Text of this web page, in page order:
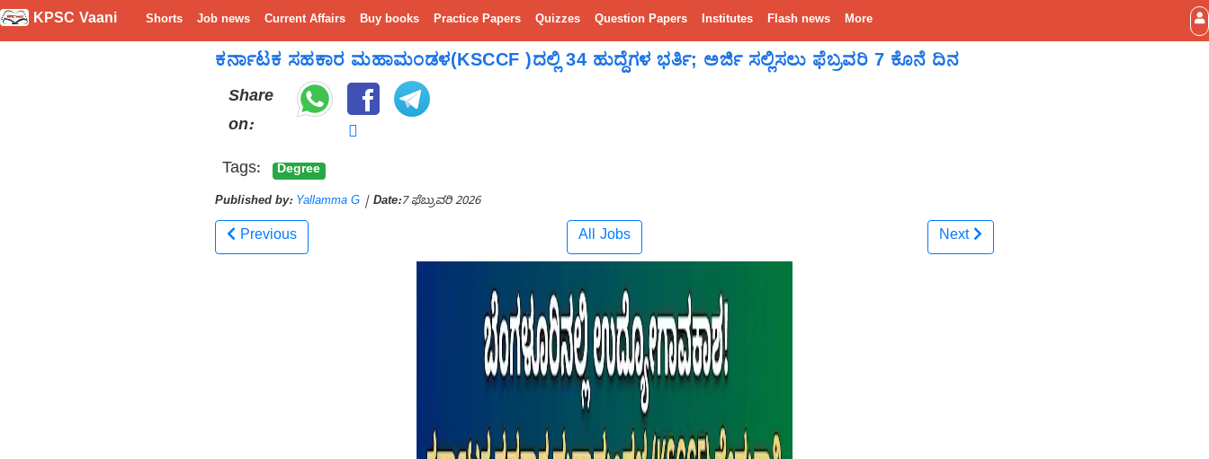
KPSC Vaani Shorts Job news Current Affairs Buy books Practice Papers Quizzes Question Papers Institutes Flash news More
ಕರ್ನಾಟಕ ಸಹಕಾರ ಮಹಾಮಂಡಳ(KSCCF )ದಲ್ಲಿ 34 ಹುದ್ದೆಗಳ ಭರ್ತಿ; ಅರ್ಜಿ ಸಲ್ಲಿಸಲು ಫೆಬ್ರವರಿ 7 ಕೊನೆ ದಿನ
Share
on:
Tags:
Degree
Published by: Yallamma G | Date:7 ಫೆಬ್ರುವರಿ 2026
Previous All Jobs Next